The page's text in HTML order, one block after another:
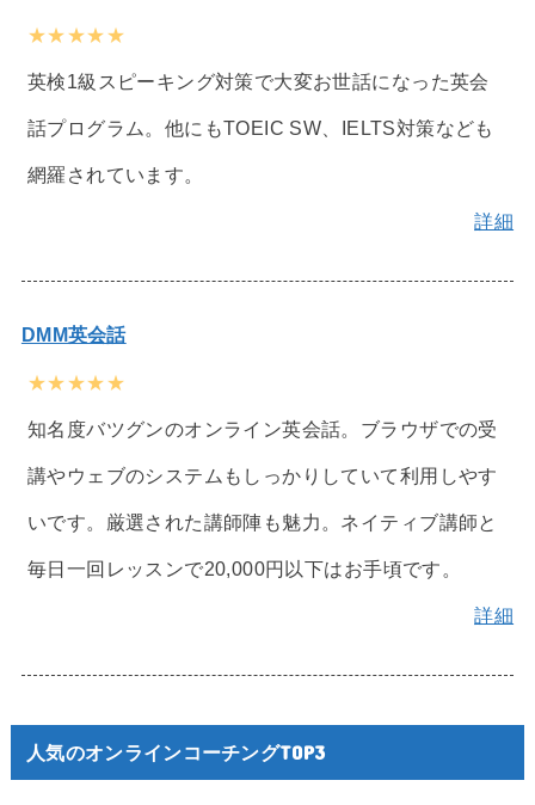
★★★★★
英検1級スピーキング対策で大変お世話になった英会
話プログラム。他にもTOEIC SW、IELTS対策なども
網羅されています。
詳細
DMM英会話
★★★★★
知名度バツグンのオンライン英会話。ブラウザでの受
講やウェブのシステムもしっかりしていて利用しやす
いです。厳選された講師陣も魅力。ネイティブ講師と
毎日一回レッスンで20,000円以下はお手頃です。
詳細
人気のオンラインコーチングTOP3